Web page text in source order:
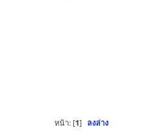
หน้า: [1] ลงล่าง